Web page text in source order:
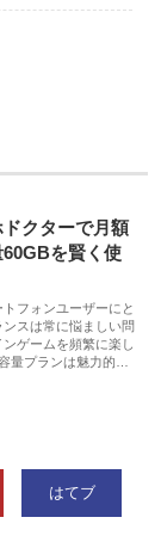
ドクターで月額
を賢く使
フォンユーザーにと
スは常に悩ましい問
ゲームを頻繁に楽し
量プランは魅力的…
はてブ